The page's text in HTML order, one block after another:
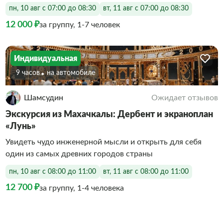
пн, 10 авг с 07:00 до 08:30 вт, 11 авг с 07:00 до 08:30
12 000 ₽за группу, 1-7 человек
Индивидуальная
9 часов На автомобиле
Шамсудин Ожидает отзывов
Экскурсия из Махачкалы: Дербент и экраноплан
«Лунь»
Увидеть чудо инженерной мысли и открыть для себя
один из самых древних городов страны
пн, 10 авг с 08:00 до 11:00 вт, 11 авг с 08:00 до 11:00
12 700 ₽за группу, 1-4 человека